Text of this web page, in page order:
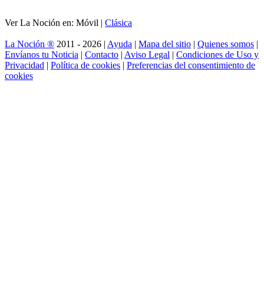
Ver La Noción en: Móvil | Clásica
La Noción ® 2011 - 2026 | Ayuda | Mapa del sitio | Quienes somos |
Envíanos tu Noticia | Contacto | Aviso Legal | Condiciones de Uso y
Privacidad | Política de cookies | Preferencias del consentimiento de
cookies